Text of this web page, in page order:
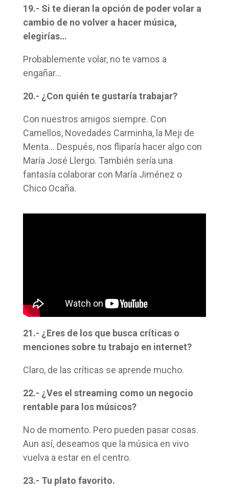
19.- Si te dieran la opción de poder volar a
cambio de no volver a hacer música,
elegirías…
Probablemente volar, no te vamos a
engañar…
20.- ¿Con quién te gustaría trabajar?
Con nuestros amigos siempre. Con
Camellos, Novedades Carminha, la Meji de
Menta… Después, nos fliparía hacer algo con
María José Llergo. También sería una
fantasía colaborar con María Jiménez o
Chico Ocaña.
21.- ¿Eres de los que busca críticas o
menciones sobre tu trabajo en internet?
Claro, de las críticas se aprende mucho.
22.- ¿Ves el streaming como un negocio
rentable para los músicos?
No de momento. Pero pueden pasar cosas.
Aun así, deseamos que la música en vivo
vuelva a estar en el centro.
23.- Tu plato favorito.